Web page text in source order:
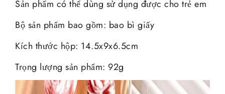
Sản phẩm có thể dùng sử dụng được cho trẻ em
Bộ sản phẩm bao gồm: bao bì giấy
Kích thước hộp: 14.5x9x6.5cm
Trọng lượng sản phẩm: 92g